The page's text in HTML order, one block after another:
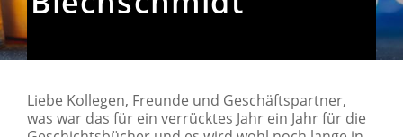
Liebe Kollegen, Freunde und Geschäftspartner,
was war das für ein verrücktes Jahr ein Jahr für die